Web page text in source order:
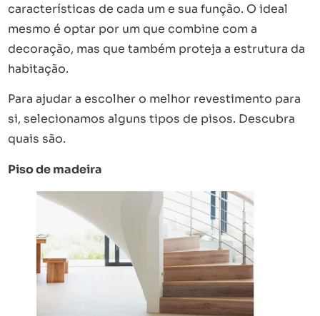
características de cada um e sua função. O ideal
mesmo é optar por um que combine com a
decoração, mas que também proteja a estrutura da
habitação.
Para ajudar a escolher o melhor revestimento para
si, selecionamos alguns tipos de pisos. Descubra
quais são.
Piso de madeira